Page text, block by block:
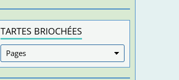
TARTES BRIOCHÉES